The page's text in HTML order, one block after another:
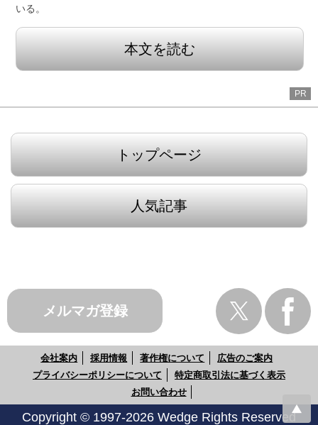
いる。
本文を読む
PR
トップページ
人気記事
メルマガ登録
会社案内 採用情報 著作権について
広告のご案内
プライバシーポリシーについて
特定商取引法に基づく表示
お問い合わせ
Copyright © 1997-2026 Wedge Rights Reserved